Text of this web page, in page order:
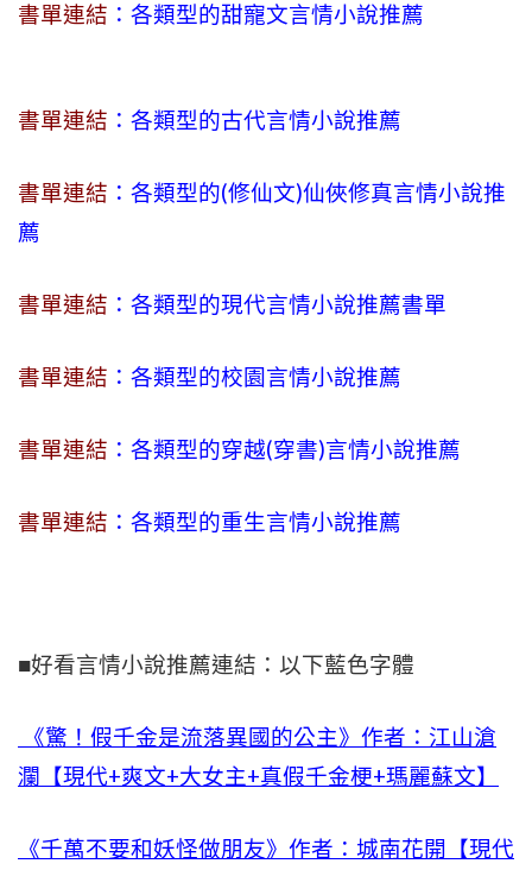
書單連結 ：各類型的甜寵文言情小說推薦
書單連結 ：各類型的古代言情小說推薦
書單連結 ：各類型的(修仙文)仙俠修真言情小說推
薦
書單連結 ：各類型的現代言情小說推薦書單
書單連結 ：各類型的校園言情小說推薦
書單連結 ：各類型的穿越(穿書)言情小說推薦
書單連結 ：各類型的重生言情小說推薦
■好看言情小說推薦連結：以下藍色字體
《驚！假千金是流落異國的公主》作者：江山滄
瀾【現代+爽文+大女主+真假千金梗+瑪麗蘇文】
《千萬不要和妖怪做朋友》作者：城南花開【現代